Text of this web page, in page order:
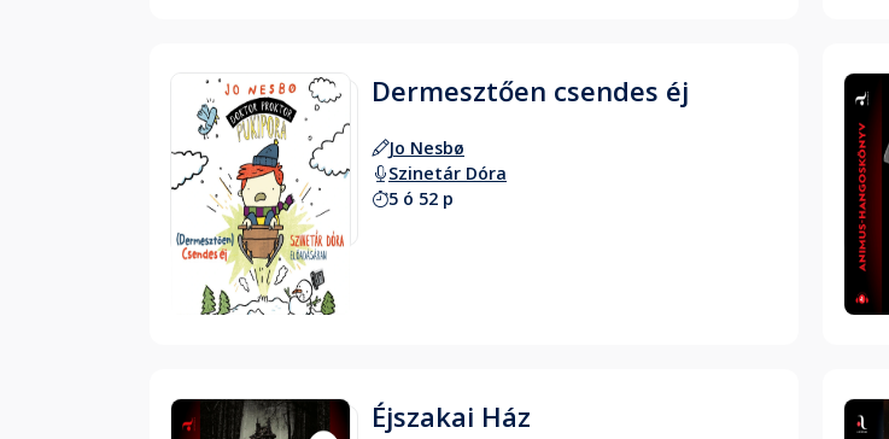
Hallgass bele
Dermesztően csendes éj
Jo Nesbø
Szinetár Dóra
5 ó 52 p
Éjszakai Ház